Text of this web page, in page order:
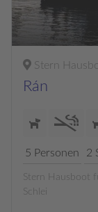
Stern Hausboote
Rán
5 Personen 2
Stern Hausboot
Schlei